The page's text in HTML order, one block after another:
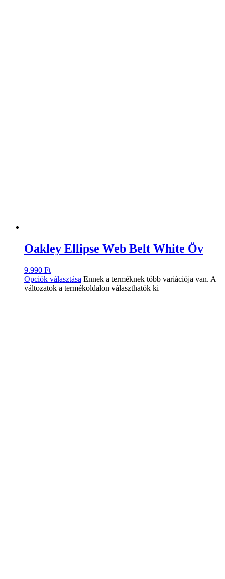
Oakley Ellipse Web Belt White Öv
9.990 Ft
Opciók választása Ennek a terméknek több variációja van. A
változatok a termékoldalon választhatók ki